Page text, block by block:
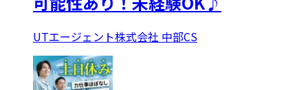
UTエージェント株式会社 中部CS